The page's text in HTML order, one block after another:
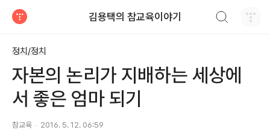
김용택의 참교육이야기
정치/정치
자본의 논리가 지배하는 세상에
서 좋은 엄마 되기
참교육 2016. 5. 12. 06:59